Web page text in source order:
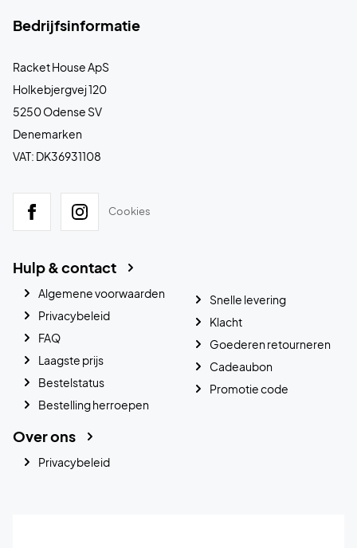
Bedrijfsinformatie
Racket House ApS
Holkebjergvej 120
5250 Odense SV
Denemarken
VAT: DK36931108
Cookies
Hulp & contact
Algemene voorwaarden
Privacybeleid
FAQ
Laagste prijs
Bestelstatus
Bestelling herroepen
Snelle levering
Klacht
Goederen retourneren
Cadeaubon
Promotie code
Over ons
Privacybeleid